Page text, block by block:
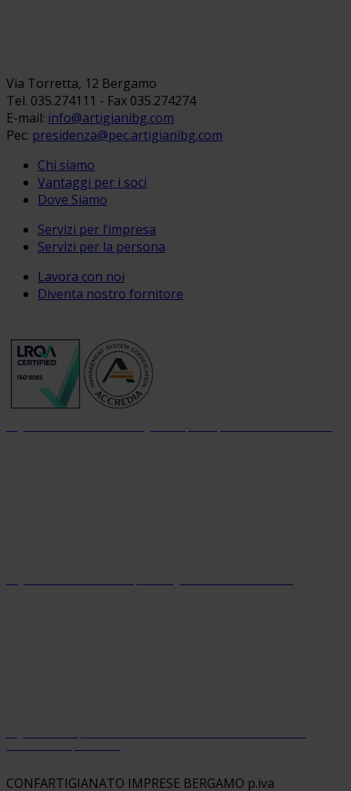
Via Torretta, 12 Bergamo
Tel. 035.274111 - Fax 035.274274
E-mail: info@artigianibg.com
Pec: presidenza@pec.artigianibg.com
Chi siamo
Vantaggi per i soci
Dove Siamo
Servizi per l’impresa
Servizi per la persona
Lavora con noi
Diventa nostro fornitore
CONFARTIGIANATO IMPRESE BERGAMO p.iva